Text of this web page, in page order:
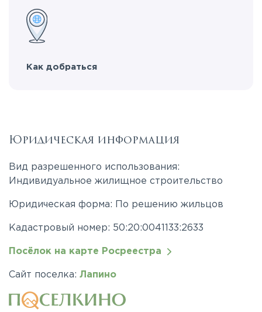
Как добраться
Юридическая информация
Вид разрешенного использования:
Индивидуальное жилищное строительство
Юридическая форма: По решению жильцов
Кадастровый номер: 50:20:0041133:2633
Посёлок на карте Росреестра
Сайт поселка: Лапино